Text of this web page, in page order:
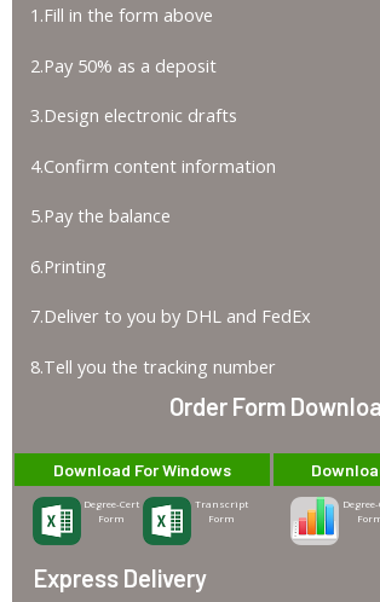
1.Fill in the form above
2.Pay 50% as a deposit
3.Design electronic drafts
4.Confirm content information
5.Pay the balance
6.Printing
7.Deliver to you by DHL and FedEx
8.Tell you the tracking number
Order Form
Download For Windows
Degree-Cert
Form
Transcript
Form
Express Delivery